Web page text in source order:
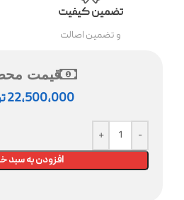
تضمین کیفیت
و تضمین اصالت
قیمت
22,500,000
افزودن به سبد